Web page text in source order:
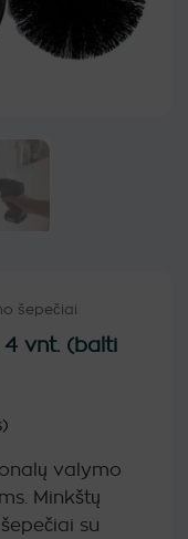
šepečiai
4 vnt. (balti
valymo
Minkštų
su